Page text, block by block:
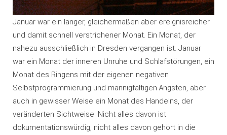
Januar war ein langer, gleichermaßen aber ereignisreicher
und damit schnell verstrichener Monat. Ein Monat, der
nahezu ausschließlich in Dresden vergangen ist. Januar
war ein Monat der inneren Unruhe und Schlafstörungen, ein
Monat des Ringens mit der eigenen negativen
Selbstprogrammierung und mannigfaltigen Ängsten, aber
auch in gewisser Weise ein Monat des Handelns, der
veränderten Sichtweise. Nicht alles davon ist
dokumentationswürdig, nicht alles davon gehört in die